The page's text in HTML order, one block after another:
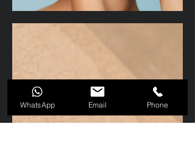
WhatsApp Email Phone